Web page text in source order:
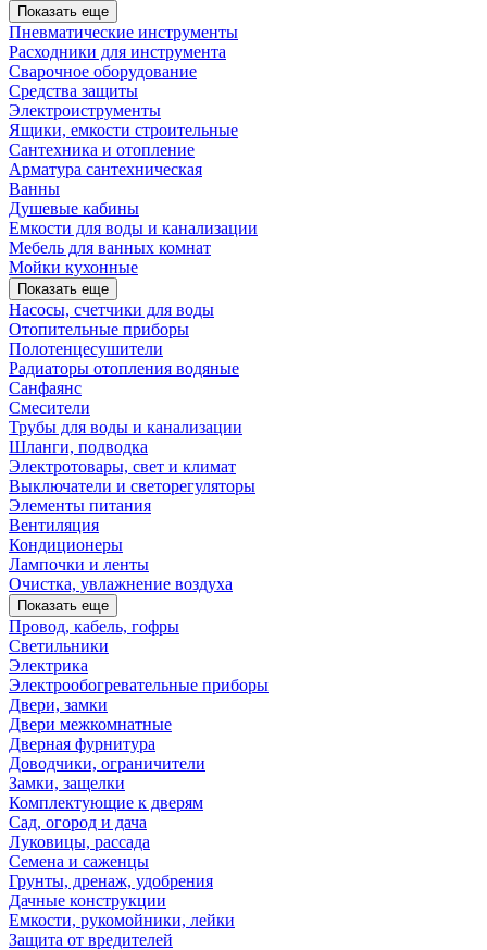
Показать еще
Пневматические инструменты
Расходники для инструмента
Сварочное оборудование
Средства защиты
Электроиструменты
Ящики, емкости строительные
Сантехника и отопление
Арматура сантехническая
Ванны
Душевые кабины
Емкости для воды и канализации
Мебель для ванных комнат
Мойки кухонные
Показать еще
Насосы, счетчики для воды
Отопительные приборы
Полотенцесушители
Радиаторы отопления водяные
Санфаянс
Смесители
Трубы для воды и канализации
Шланги, подводка
Электротовары, свет и климат
Выключатели и светорегуляторы
Элементы питания
Вентиляция
Кондиционеры
Лампочки и ленты
Очистка, увлажнение воздуха
Показать еще
Провод, кабель, гофры
Светильники
Электрика
Электрообогревательные приборы
Двери, замки
Двери межкомнатные
Дверная фурнитура
Доводчики, ограничители
Замки, защелки
Комплектующие к дверям
Сад, огород и дача
Луковицы, рассада
Семена и саженцы
Грунты, дренаж, удобрения
Дачные конструкции
Емкости, рукомойники, лейки
Защита от вредителей